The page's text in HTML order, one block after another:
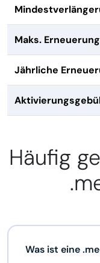
Maks.
Jährliche
Häufig
Was ist eine